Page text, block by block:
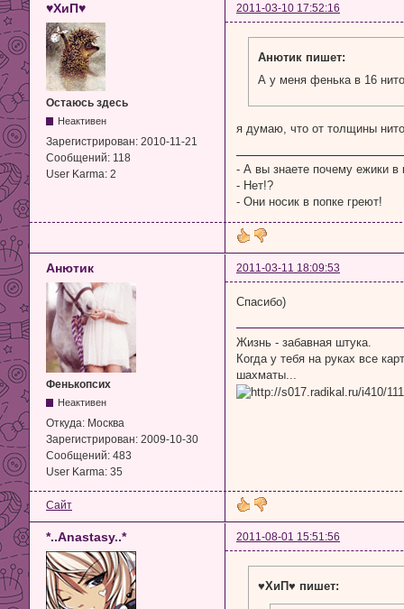
♥ХиП♥ 2011-03-10 17:52:16
Остаюсь здесь
Неактивен
Зарегистрирован: 2010-11-21
Сообщений: 118
User Karma: 2
Анютик пишет:
А у меня фенька в 16
я думаю, что от толщины
- А вы знаете почему ежики в
- Нет!?
- Они носик в попке греют!
Анютик 2011-03-11 18:09:53
Фенькопсих
Неактивен
Откуда: Москва
Зарегистрирован: 2009-10-30
Сообщений: 483
User Karma: 35
Спасибо)
Жизнь - забавная штука.
Когда у тебя на руках все
шахматы...
Сайт
*..Anastasy..* 2011-08-01 15:51:56
♥ХиП♥ пишет: